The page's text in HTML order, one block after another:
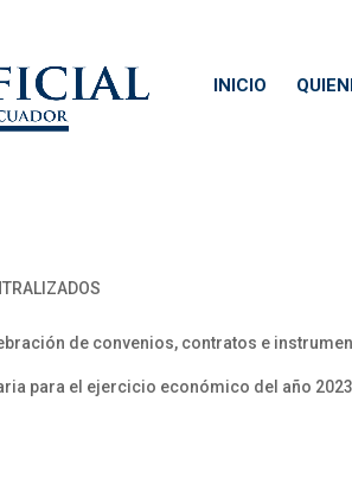
INICIO
de convenios, contratos e
para el ejercicio económico del año 2023